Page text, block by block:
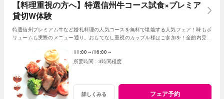
【料理重視の方へ】特選信州牛コース試食×プレミア
貸切W体験
特選信州プレミアム牛など婚礼料理の人気コースを無料で堪能する人気フェア！味もボ
リュームも実際のメニュー通り。おもてなし重視のカップル様はご参加を！全館内見学
11:00～ 16:00～
3時間程度
詳しくみる フェア予約